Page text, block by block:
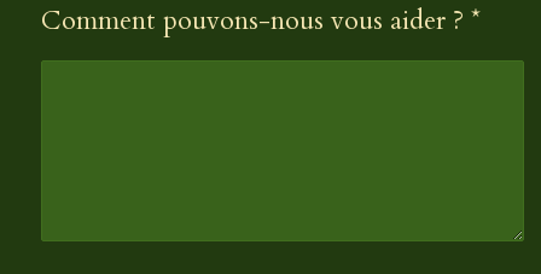
Comment pouvons-nous vous aider ? *